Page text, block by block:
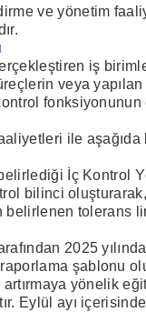
ve yönetim
iş
veya
ile aşağıda
İç Kontrol
bilinci
belirlenen tolerans
2025
şablonu
artırmaya yönelik
Eylül ayı